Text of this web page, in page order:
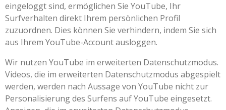
eingeloggt sind, ermöglichen Sie YouTube, Ihr
Surfverhalten direkt Ihrem persönlichen Profil
zuzuordnen. Dies können Sie verhindern, indem Sie sich
aus Ihrem YouTube-Account ausloggen.
Wir nutzen YouTube im erweiterten Datenschutzmodus.
Videos, die im erweiterten Datenschutzmodus abgespielt
werden, werden nach Aussage von YouTube nicht zur
Personalisierung des Surfens auf YouTube eingesetzt.